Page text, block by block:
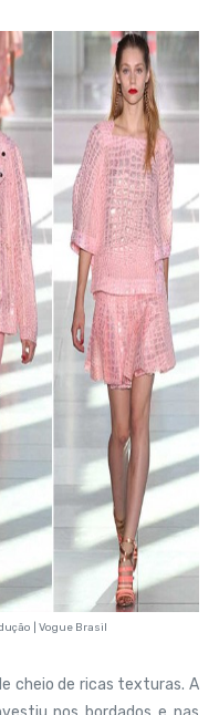
| Vogue Brasil
cheio de ricas texturas. A